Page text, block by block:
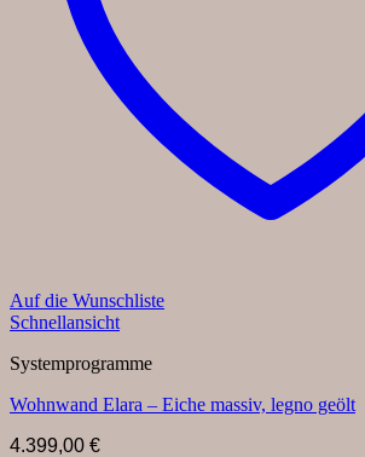
Auf die Wunschliste
Schnellansicht
Systemprogramme
Wohnwand Elara – Eiche massiv, legno geölt
4.399,00 €